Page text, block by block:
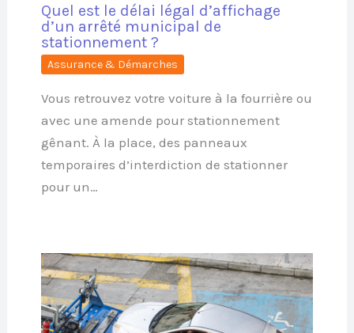
Quel est le délai légal d’affichage
d’un arrêté municipal de
stationnement ?
Assurance & Démarches
Vous retrouvez votre voiture à la fourrière ou
avec une amende pour stationnement
gênant. À la place, des panneaux
temporaires d’interdiction de stationner
pour un…